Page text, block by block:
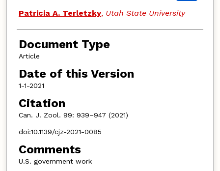
Patricia A. Terletzky, Utah State University
Document Type
Article
Date of this Version
1-1-2021
Citation
Can. J. Zool. 99: 939–947 (2021)
doi:10.1139/cjz-2021-0085
Comments
U.S. government work